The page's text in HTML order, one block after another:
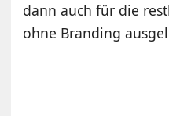
dann auch für die
ohne Branding